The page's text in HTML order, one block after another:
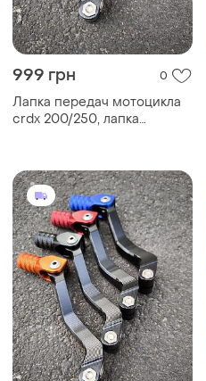
999 грн 0
Лапка передач мотоцикла
crdx 200/250, лапка